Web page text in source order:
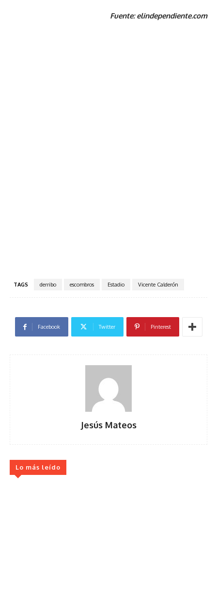
Fuente: elindependiente.com
TAGS derribo escombros Estadio Vicente Calderón
Facebook Twitter Pinterest
Jesús Mateos
Lo más leído